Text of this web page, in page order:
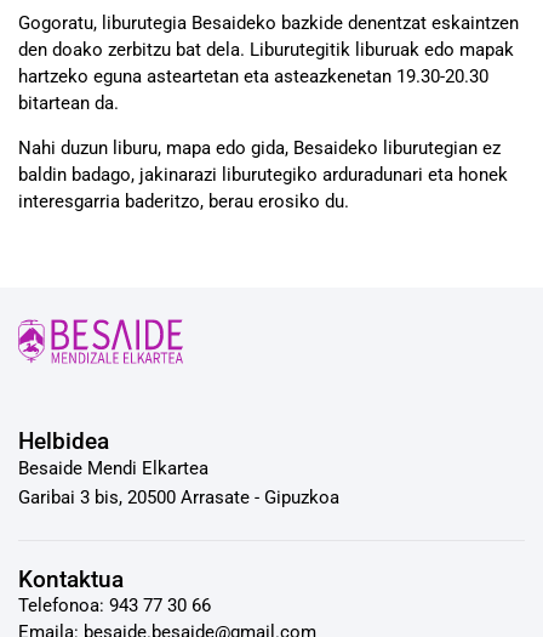
Gogoratu, liburutegia Besaideko bazkide denentzat eskaintzen
den doako zerbitzu bat dela. Liburutegitik liburuak edo mapak
hartzeko eguna asteartetan eta asteazkenetan 19.30-20.30
bitartean da.
Nahi duzun liburu, mapa edo gida, Besaideko liburutegian ez
baldin badago, jakinarazi liburutegiko arduradunari eta honek
interesgarria baderitzo, berau erosiko du.
Helbidea
Besaide Mendi Elkartea
Garibai 3 bis, 20500 Arrasate - Gipuzkoa
Kontaktua
Telefonoa: 943 77 30 66
Emaila: besaide.besaide@gmail.com